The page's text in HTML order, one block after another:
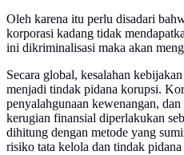
Oleh karena itu perlu disadari
korporasi kadang tidak
ini dikriminalisasi maka akan
Secara global, kesalahan
menjadi tindak pidana korupsi.
penyalahgunaan kewenangan,
kerugian finansial diperlakukan
dihitung dengan metode yang
risiko tata kelola dan tindak